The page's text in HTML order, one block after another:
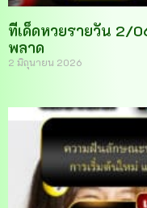
ทีเด็ดหวยรายวัน 2/
พลาด
2 มิถุนายน 2026